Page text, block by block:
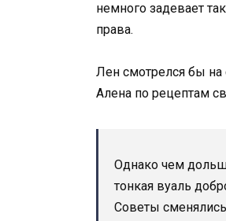
немного задевает
права.
Лен смотрелся бы
Алена по рецептам
Однако чем
тонкая вуаль
Советы